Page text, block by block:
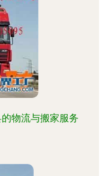
物流与搬家服务